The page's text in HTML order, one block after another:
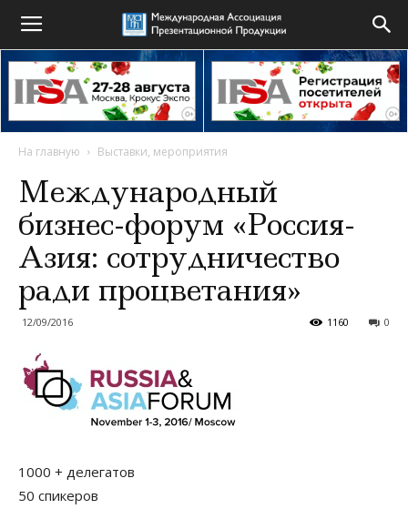
На главную Выставки, мероприятия
Международный
бизнес-форум «Россия-
Азия: сотрудничество
ради процветания»
12/09/2016 0
1160
1000 + делегатов
50 спикеров